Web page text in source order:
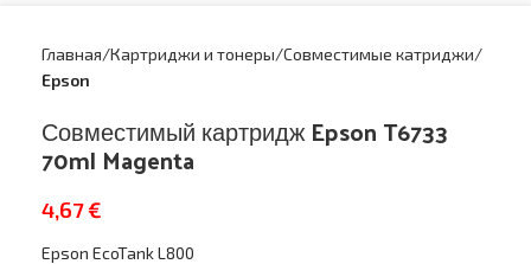
Главная Картриджи и тонеры Совместимые катриджи
Epson
Совместимый картридж Epson T6733
70ml Magenta
4,67€
Epson EcoTank L800